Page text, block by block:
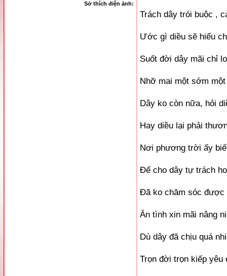
Sở thích điện ảnh:
Trách dây trói buộc ,
Ước gì diều sẽ hiểu
Suốt đời dây mãi chỉ
Nhỡ mai một sớm
Dây ko còn nữa, hỏi
Hay diều lại phải
Nơi phương trời ấy
Để cho dây tự trách
Đã ko chăm sóc được
Ân tình xin mãi nâng
Dù dây đã chịu quá
Trọn đời trọn kiếp yêu